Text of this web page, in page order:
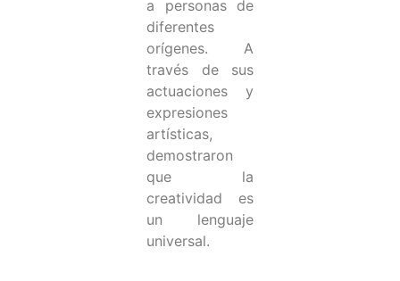
a personas de
diferentes
orígenes. A
través de sus
actuaciones y
expresiones
artísticas,
demostraron
que la
creatividad es
un lenguaje
universal.